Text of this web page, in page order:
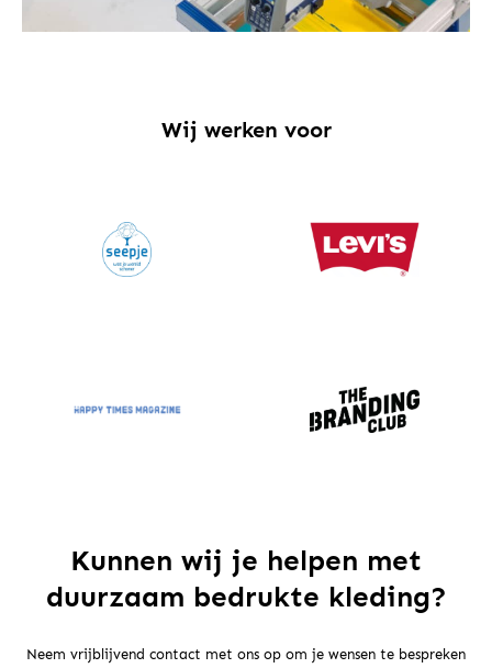
Wij werken voor
Kunnen wij je helpen met
duurzaam bedrukte kleding?
Neem vrijblijvend contact met ons op om je wensen te bespreken